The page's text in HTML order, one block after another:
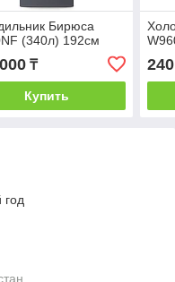
Бирюса
(340л) 192см
₸
Купить
год